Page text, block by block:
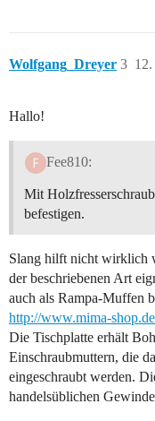
Wolfgang_Dreyer 3
Hallo!
Fee810:
Mit
befestigen.
Slang hilft nicht wirklich
der beschriebenen Art
auch als Rampa-Muffen
http://www.mima-
Die Tischplatte erhält
Einschraubmuttern, die
eingeschraubt werden.
handelsüblichen